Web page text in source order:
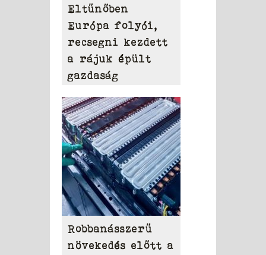
Eltűnőben
Európa folyói,
recsegni kezdett
a rájuk épült
gazdaság
Robbanásszerű
növekedés előtt a